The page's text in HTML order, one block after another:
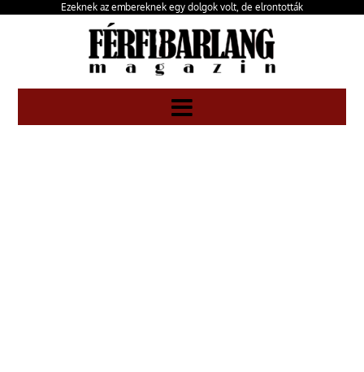
Ezeknek az embereknek egy dolgok volt, de elrontották